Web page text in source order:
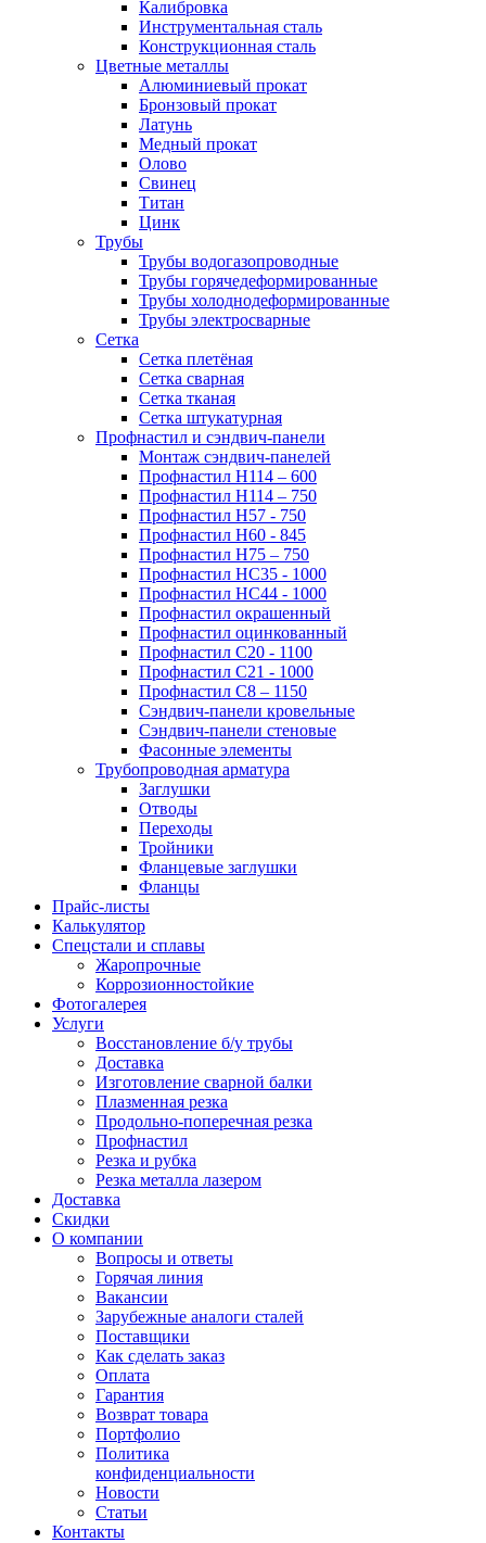
Калибровка
Инструментальная сталь
Конструкционная сталь
Цветные металлы
Алюминиевый прокат
Бронзовый прокат
Латунь
Медный прокат
Олово
Свинец
Титан
Цинк
Трубы
Трубы водогазопроводные
Трубы горячедеформированные
Трубы холоднодеформированные
Трубы электросварные
Сетка
Сетка плетёная
Сетка сварная
Сетка тканая
Сетка штукатурная
Профнастил и сэндвич-панели
Монтаж сэндвич-панелей
Профнастил Н114 – 600
Профнастил Н114 – 750
Профнастил Н57 - 750
Профнастил Н60 - 845
Профнастил Н75 – 750
Профнастил НС35 - 1000
Профнастил НС44 - 1000
Профнастил окрашенный
Профнастил оцинкованный
Профнастил С20 - 1100
Профнастил С21 - 1000
Профнастил С8 – 1150
Сэндвич-панели кровельные
Сэндвич-панели стеновые
Фасонные элементы
Трубопроводная арматура
Заглушки
Отводы
Переходы
Тройники
Фланцевые заглушки
Фланцы
Прайс-листы
Калькулятор
Спецстали и сплавы
Жаропрочные
Коррозионностойкие
Фотогалерея
Услуги
Восстановление б/у трубы
Доставка
Изготовление сварной балки
Плазменная резка
Продольно-поперечная резка
Профнастил
Резка и рубка
Резка металла лазером
Доставка
Скидки
О компании
Вопросы и ответы
Горячая линия
Вакансии
Зарубежные аналоги сталей
Поставщики
Как сделать заказ
Оплата
Гарантия
Возврат товара
Портфолио
Политика
конфиденциальности
Новости
Статьи
Контакты